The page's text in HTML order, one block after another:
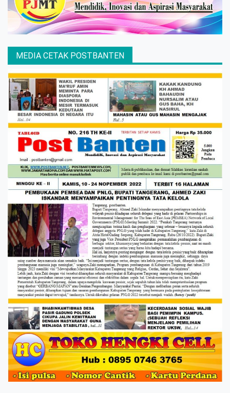
MEDIA CETAK POSTBANTEN